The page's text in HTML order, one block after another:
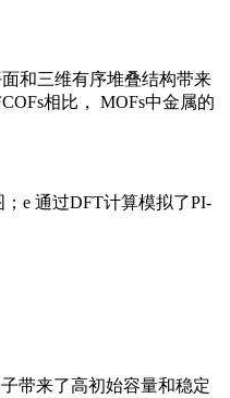
和三维有序堆叠结构带来
相比， MOFs中金属的
e 通过DFT计算模拟了PI-
带来了高初始容量和稳定